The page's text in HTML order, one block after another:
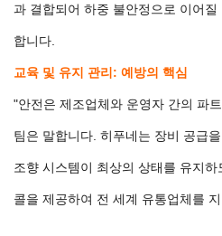
과 결합되어 하중 불안정으로 이어
합니다.
교육 및 유지 관리: 예방의 핵심
"안전은 제조업체와 운영자 간의 파
팀은 말합니다. 히푸네는 장비 공급
조향 시스템이 최상의 상태를 유지
콜을 제공하여 전 세계 유통업체를 지